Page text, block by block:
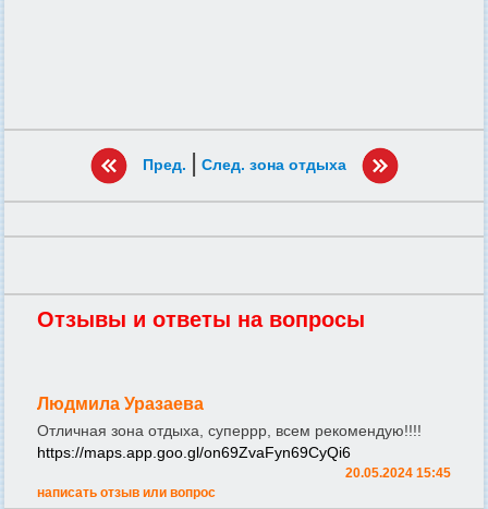
Пред. | След. зона отдыха
Отзывы и ответы на вопросы
Людмила Уразаева
Отличная зона отдыха, суперрр, всем рекомендую!!!!
https://maps.app.goo.gl/on69ZvaFyn69CyQi6
20.05.2024 15:45
написать отзыв или вопрос